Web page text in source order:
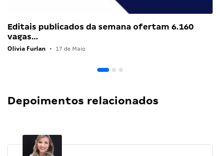
Editais publicados da semana ofertam 6.160
vagas…
Olivia Furlan • 17 de Maio
Depoimentos relacionados